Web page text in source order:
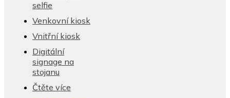
selfie
Venkovní kiosk
Vnitřní kiosk
Digitální
signage na
stojanu
Čtěte více